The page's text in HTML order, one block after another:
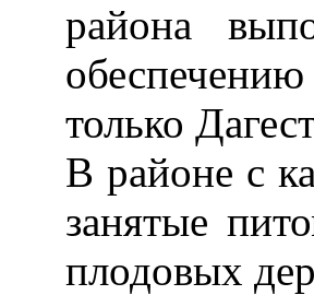
района
только
В районе с
занятые
плодовых